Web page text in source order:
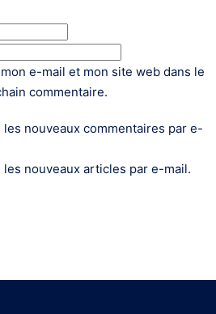
e-mail et mon site web dans le
commentaire.
nouveaux commentaires par e-
nouveaux articles par e-mail.